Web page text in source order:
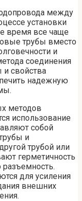
между
установки
время все чаще
трубы вместо
и
соединения
и свойства
надежную
методов
использование
собой
и
трубой или
герметичность
для усиления
внешних